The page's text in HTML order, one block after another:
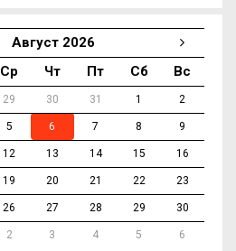
Август 2026
Ср Чт Пт Сб Вс
29 30 31 1 2
5 6 7 8 9
12 13 14 15 16
19 20 21 22 23
26 27 28 29 30
2 3 4 5 6